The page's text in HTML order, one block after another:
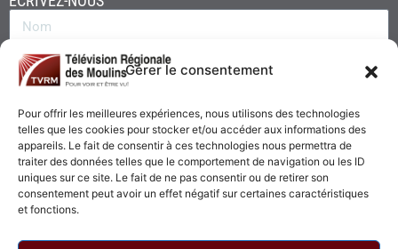
Gérer le consentement
Pour offrir les meilleures expériences, nous utilisons des technologies
telles que les cookies pour stocker et/ou accéder aux informations des
appareils. Le fait de consentir à ces technologies nous permettra de
traiter des données telles que le comportement de navigation ou les ID
uniques sur ce site. Le fait de ne pas consentir ou de retirer son
consentement peut avoir un effet négatif sur certaines caractéristiques
et fonctions.